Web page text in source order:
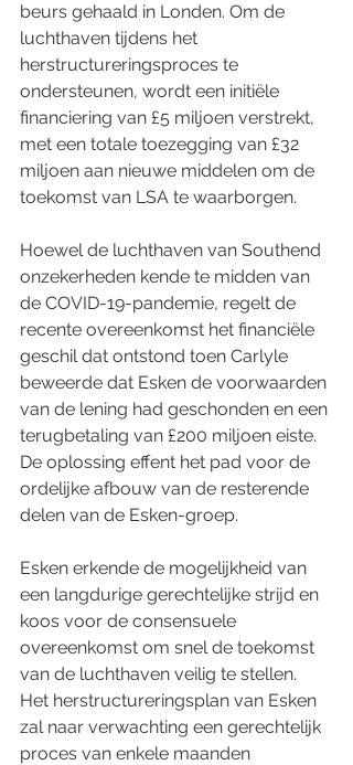
beurs gehaald in Londen. Om de
luchthaven tijdens het
herstructureringsproces te
ondersteunen, wordt een initiële
financiering van £5 miljoen verstrekt,
met een totale toezegging van £32
miljoen aan nieuwe middelen om de
toekomst van LSA te waarborgen.
Hoewel de luchthaven van Southend
onzekerheden kende te midden van
de COVID-19-pandemie, regelt de
recente overeenkomst het financiële
geschil dat ontstond toen Carlyle
beweerde dat Esken de voorwaarden
van de lening had geschonden en een
terugbetaling van £200 miljoen eiste.
De oplossing effent het pad voor de
ordelijke afbouw van de resterende
delen van de Esken-groep.
Esken erkende de mogelijkheid van
een langdurige gerechtelijke strijd en
koos voor de consensuele
overeenkomst om snel de toekomst
van de luchthaven veilig te stellen.
Het herstructureringsplan van Esken
zal naar verwachting een gerechtelijk
proces van enkele maanden